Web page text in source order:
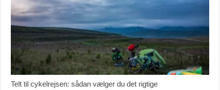
Telt til cykelrejsen: sådan vælger du det rigtige